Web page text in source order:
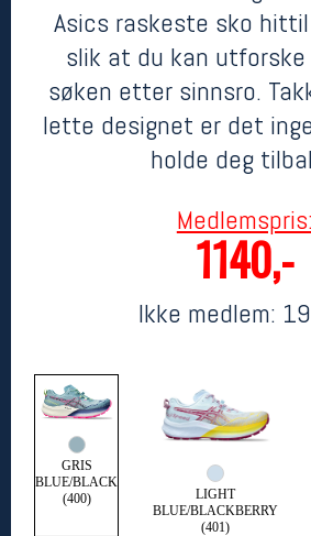
Asics raskeste sko
slik at du kan
søken etter sinnsro.
lette designet er det
holde deg
Medlemspris:
1140,-
Ikke medlem:
GRIS
BLUE/BLACK
(400)
LIGHT
BLUE/BLACKBERRY
(401)
Oslo Sportslager
Torggata 20
0183 Oslo
Telefon: 23 32 62 00
(telefontid man-fredag klokken 10-13)
Vis i kart
Om oss